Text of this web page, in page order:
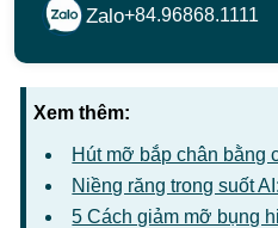
Zalo+84.96868.1111
Xem thêm:
Hút mỡ bắp chân bằng
Niềng răng trong suốt
5 Cách giảm mỡ bụng